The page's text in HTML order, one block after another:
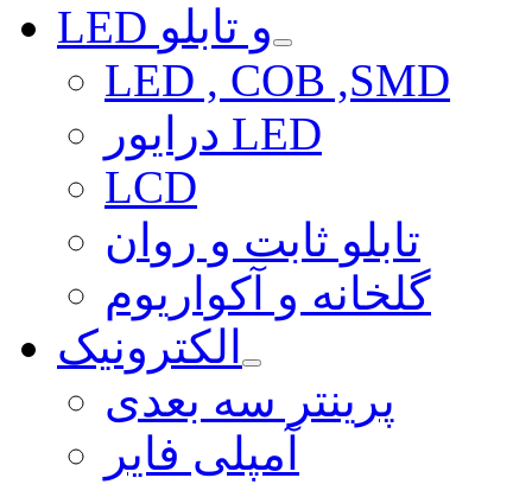
LED و تابلو
LED , COB ,SMD
درایور LED
LCD
تابلو ثابت و روان
گلخانه و آکواریوم
الکترونیک
پرینتر سه بعدی
آمپلی فایر